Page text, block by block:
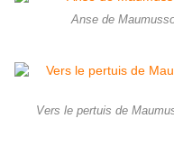
Anse de
Vers le pertuis de